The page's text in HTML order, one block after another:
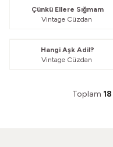
Çünkü Ellere Sığmam
Vintage Cüzdan
Hangi Aşk Adil?
Vintage Cüzdan
Toplam 18